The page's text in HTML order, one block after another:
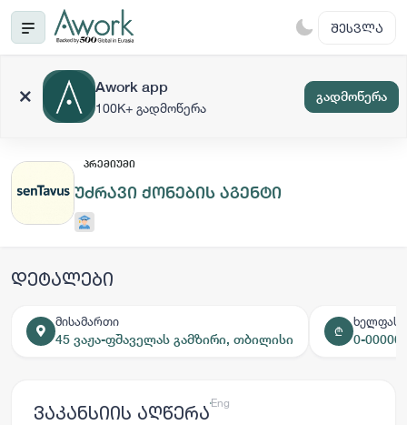
ᲨᲔᲡᲕᲚᲐ
Awork app
100K+ გადმოწერა
გადმოწერა
ᲞᲠᲔᲛᲘᲣᲛᲘ
უძრავი ქონების აგენტი
დეტალები
მისამართი
45 ვაჟა-ფშაველას გამზირი, თბილისი
₾
ხელფასი
0-
ვაკანსიის აღწერაქარ
Eng